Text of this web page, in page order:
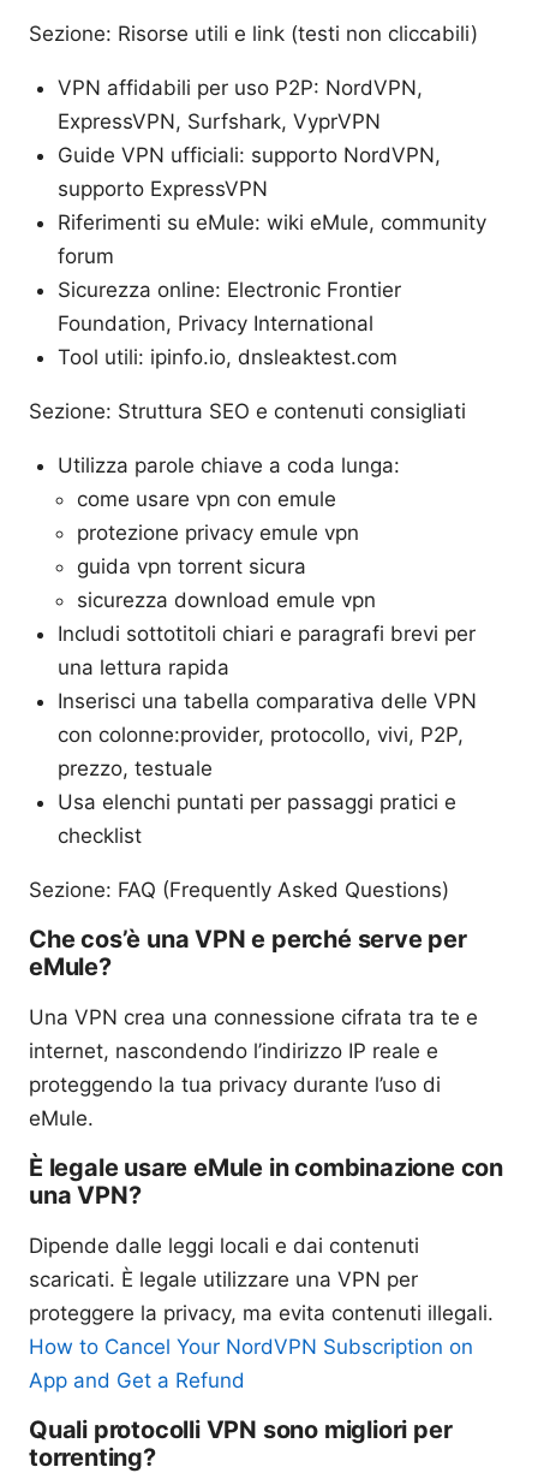
Sezione: Risorse utili e link (testi non cliccabili)
VPN affidabili per uso P2P: NordVPN,
ExpressVPN, Surfshark, VyprVPN
Guide VPN ufficiali: supporto NordVPN,
supporto ExpressVPN
Riferimenti su eMule: wiki eMule, community
forum
Sicurezza online: Electronic Frontier
Foundation, Privacy International
Tool utili: ipinfo.io, dnsleaktest.com
Sezione: Struttura SEO e contenuti consigliati
Utilizza parole chiave a coda lunga:
come usare vpn con emule
protezione privacy emule vpn
guida vpn torrent sicura
sicurezza download emule vpn
Includi sottotitoli chiari e paragrafi brevi per
una lettura rapida
Inserisci una tabella comparativa delle VPN
con colonne:provider, protocollo, vivi, P2P,
prezzo, testuale
Usa elenchi puntati per passaggi pratici e
checklist
Sezione: FAQ (Frequently Asked Questions)
Che cos’è una VPN e perché serve per
eMule?
Una VPN crea una connessione cifrata tra te e
internet, nascondendo l’indirizzo IP reale e
proteggendo la tua privacy durante l’uso di
eMule.
È legale usare eMule in combinazione con
una VPN?
Dipende dalle leggi locali e dai contenuti
scaricati. È legale utilizzare una VPN per
proteggere la privacy, ma evita contenuti illegali.
How to Cancel Your NordVPN Subscription on
App and Get a Refund
Quali protocolli VPN sono migliori per
torrenting?